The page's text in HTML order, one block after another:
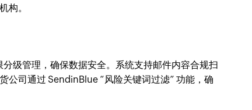
构。
分级管理，确保数据安全。系统支持邮件内容合规扫
公司通过 SendinBlue “风险关键词过滤” 功能，确